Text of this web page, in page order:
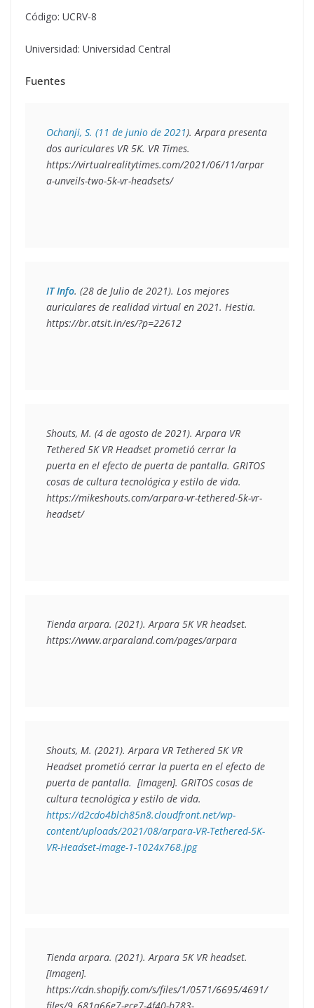
Código: UCRV-8
Universidad: Universidad Central
Fuentes
Ochanji, S. (11 de junio de 2021). Arpara presenta
dos auriculares VR 5K. VR Times.
https://virtualrealitytimes.com/2021/06/11/arpar
a-unveils-two-5k-vr-headsets/
IT Info. (28 de Julio de 2021). Los mejores
auriculares de realidad virtual en 2021. Hestia.
https://br.atsit.in/es/?p=22612
Shouts, M. (4 de agosto de 2021). Arpara VR
Tethered 5K VR Headset prometió cerrar la
puerta en el efecto de puerta de pantalla. GRITOS
cosas de cultura tecnológica y estilo de vida.
https://mikeshouts.com/arpara-vr-tethered-5k-vr-
headset/
Tienda arpara. (2021). Arpara 5K VR headset.
https://www.arparaland.com/pages/arpara
Shouts, M. (2021). Arpara VR Tethered 5K VR
Headset prometió cerrar la puerta en el efecto de
puerta de pantalla.  [Imagen]. GRITOS cosas de
cultura tecnológica y estilo de vida.
https://d2cdo4blch85n8.cloudfront.net/wp-
content/uploads/2021/08/arpara-VR-Tethered-5K-
VR-Headset-image-1-1024x768.jpg
Tienda arpara. (2021). Arpara 5K VR headset.
[Imagen].
https://cdn.shopify.com/s/files/1/0571/6695/4691/